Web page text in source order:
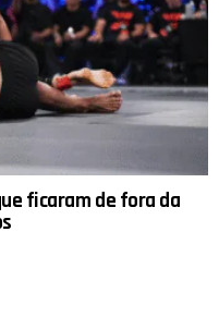
ficaram de fora da